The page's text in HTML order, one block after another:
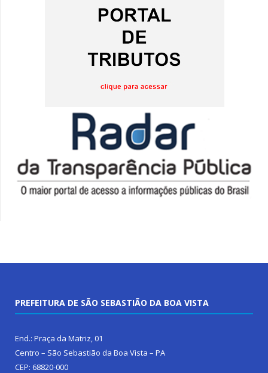
PREFEITURA DE SÃO SEBASTIÃO DA BOA VISTA
End.: Praça da Matriz, 01
Centro – São Sebastião da Boa Vista – PA
CEP: 68820-000